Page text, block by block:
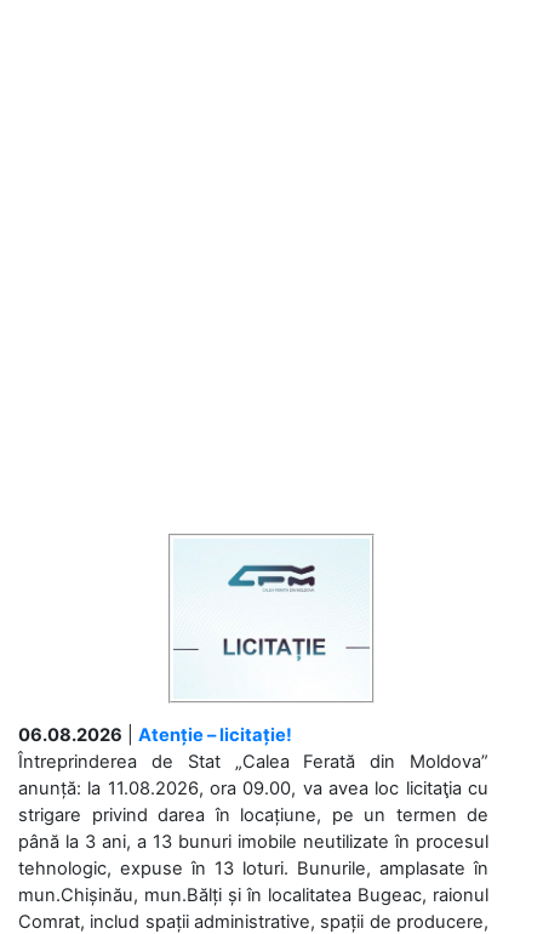
06.08.2026
Atenție – licitație!
Întreprinderea de Stat „Calea Ferată din Moldova”
anunță: la 11.08.2026, ora 09.00, va avea loc licitaţia cu
strigare privind darea în locațiune, pe un termen de
până la 3 ani, a 13 bunuri imobile neutilizate în procesul
tehnologic, expuse în 13 loturi. Bunurile, amplasate în
mun.Chișinău, mun.Bălți și în localitatea Bugeac, raionul
Comrat, includ spații administrative, spații de producere,